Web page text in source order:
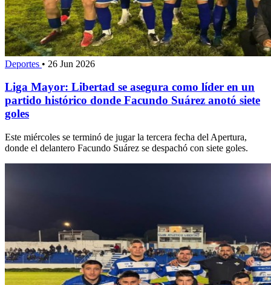
Deportes • 26 Jun 2026
Liga Mayor: Libertad se asegura como líder en un
partido histórico donde Facundo Suárez anotó siete
goles
Este miércoles se terminó de jugar la tercera fecha del Apertura,
donde el delantero Facundo Suárez se despachó con siete goles.